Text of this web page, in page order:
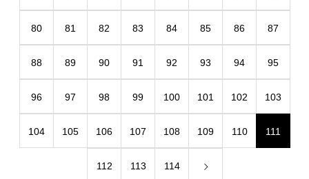
80 81 82 83 84 85 86 87
88 89 90 91 92 93 94 95
96 97 98 99 100 101 102 103
104 105 106 107 108 109 110 111
112 113 114